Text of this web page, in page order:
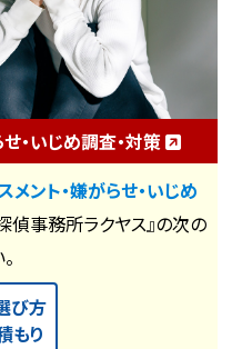
・いじめ調査・対策
メント・嫌がらせ・いじめ
偵事務所ラクヤス』の次の
び方
もり